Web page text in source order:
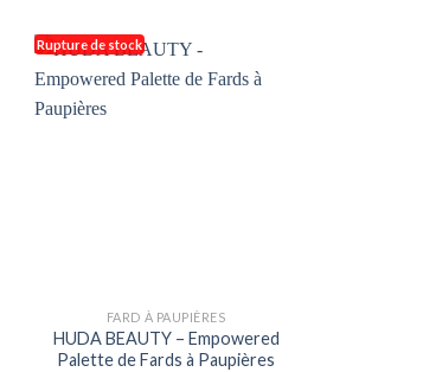
Rupture de stock
FARD À PAUPIÈRES
HUDA BEAUTY – Empowered
Palette de Fards à Paupières